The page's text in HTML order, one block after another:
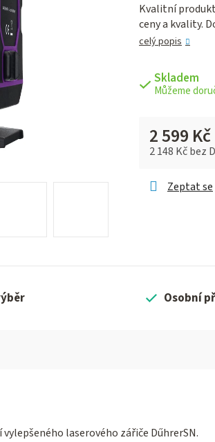
je
0,0
z 5
Kvalitní
ceny a kvality.
celý popis
Skladem
2 599 Kč
2 148 Kč bez
Zeptat se
Osobní
laserového zářiče DűhrerSN.